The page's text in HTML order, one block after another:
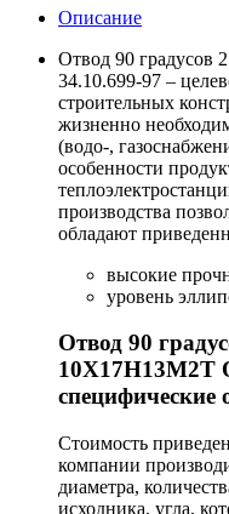
Описание
Отвод 90
34.10.699-97 –
строительных
жизненно
(водо-,
особенности
производства
обладают
высокие
уровень
Отвод 90
10Х17Н13М2Т
специфические
Стоимость
компании
диаметра,
исходника, угла,